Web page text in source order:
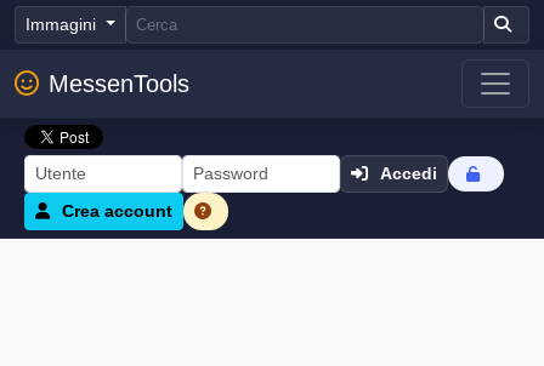
Immagini
MessenTools
Accedi
Crea account